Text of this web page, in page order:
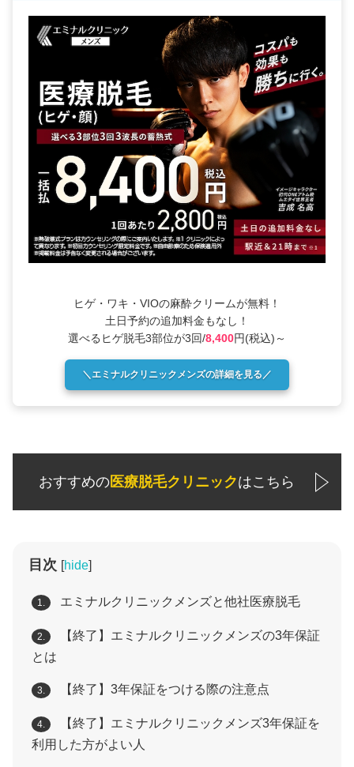
ヒゲ・ワキ・VIOの麻酔クリームが無料！
土日予約の追加料金もなし！
選べるヒゲ脱毛3部位が3回/8,400円(税込)～
＼エミナルクリニックメンズの詳細を見る／
おすすめの医療脱毛クリニックはこちら
目次 [hide]
1. エミナルクリニックメンズと他社医療脱毛
2.
【終了】エミナルクリニックメンズの3年保証
とは
3. 【終了】3年保証をつける際の注意点
4.
【終了】エミナルクリニックメンズ3年保証を
利用した方がよい人